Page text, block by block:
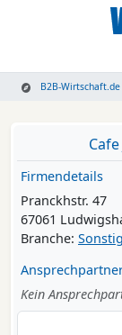
B2B-Wirtschaft.de
Firmendetails
Pranckhstr. 47
67061
Branche:
Kein